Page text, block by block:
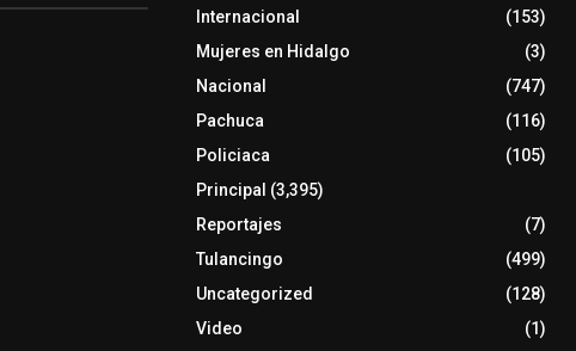
Internacional
(153)
Mujeres en Hidalgo
(3)
Nacional
(747)
Pachuca
(116)
Policiaca
(105)
Principal (3,395)
Reportajes
(7)
Tulancingo
(499)
Uncategorized
(128)
Video
(1)